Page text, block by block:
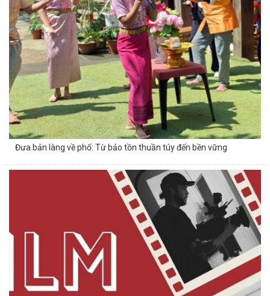
Đưa bản làng về phố: Từ bảo tồn thuần túy đến bền vững